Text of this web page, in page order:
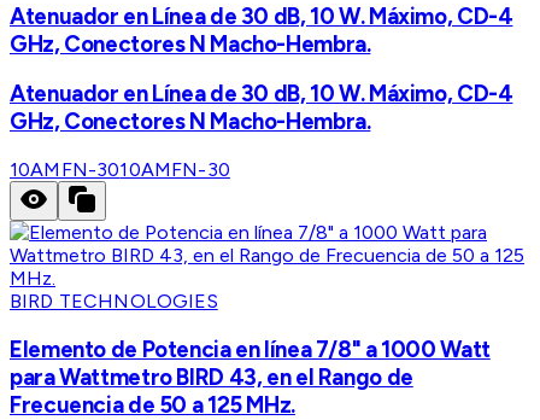
Atenuador en Línea de 30 dB, 10 W. Máximo, CD-4
GHz, Conectores N Macho-Hembra.
Atenuador en Línea de 30 dB, 10 W. Máximo, CD-4
GHz, Conectores N Macho-Hembra.
10AMFN-3010AMFN-30
BIRD TECHNOLOGIES
Elemento de Potencia en línea 7/8" a 1000 Watt
para Wattmetro BIRD 43, en el Rango de
Frecuencia de 50 a 125 MHz.